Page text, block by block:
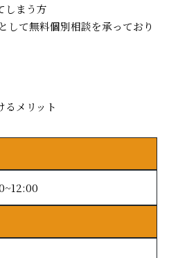
しまう方
して無料個別相談を承っており
るメリット